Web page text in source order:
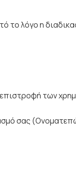
το λόγο η
των
σας